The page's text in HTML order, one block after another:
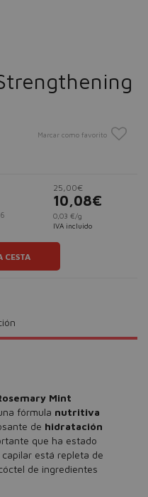
Marcar como favorito
25,00€
10,08€
0,03 €/g
IVA incluido
CESTA
Mint
una fórmula nutritiva
de hidratación
que ha estado
está repleta de
de ingredientes